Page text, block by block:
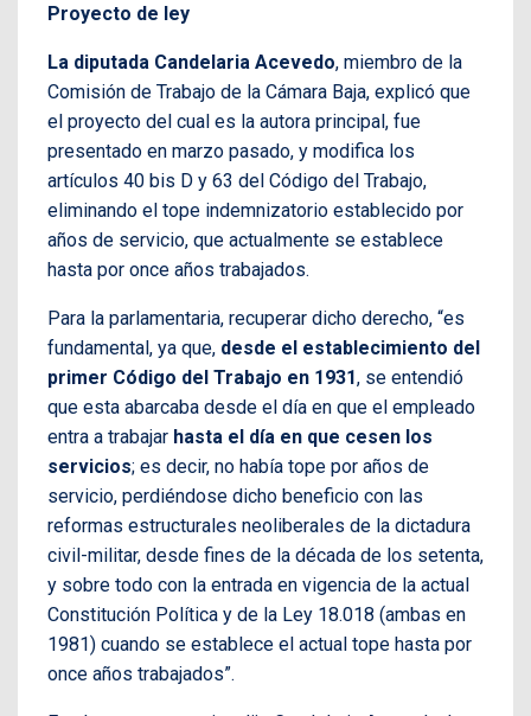
Proyecto de ley
La diputada Candelaria Acevedo, miembro de la
Comisión de Trabajo de la Cámara Baja, explicó que
el proyecto del cual es la autora principal, fue
presentado en marzo pasado, y modifica los
artículos 40 bis D y 63 del Código del Trabajo,
eliminando el tope indemnizatorio establecido por
años de servicio, que actualmente se establece
hasta por once años trabajados.
Para la parlamentaria, recuperar dicho derecho, “es
fundamental, ya que, desde el establecimiento del
primer Código del Trabajo en 1931, se entendió
que esta abarcaba desde el día en que el empleado
entra a trabajar hasta el día en que cesen los
servicios; es decir, no había tope por años de
servicio, perdiéndose dicho beneficio con las
reformas estructurales neoliberales de la dictadura
civil-militar, desde fines de la década de los setenta,
y sobre todo con la entrada en vigencia de la actual
Constitución Política y de la Ley 18.018 (ambas en
1981) cuando se establece el actual tope hasta por
once años trabajados”.